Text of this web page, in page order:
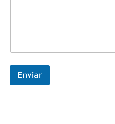
Enviar